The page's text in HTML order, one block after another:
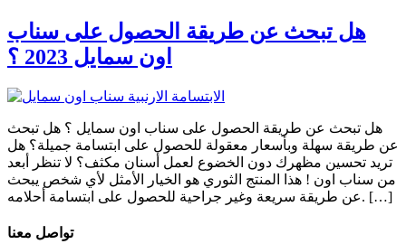
هل تبحث عن طريقة الحصول على سناب
اون سمايل 2023 ؟
هل تبحث عن طريقة الحصول على سناب اون سمايل ؟ هل تبحث
عن طريقة سهلة وبأسعار معقولة للحصول على ابتسامة جميلة؟ هل
تريد تحسين مظهرك دون الخضوع لعمل أسنان مكثف؟ لا تنظر أبعد
من سناب اون ! هذا المنتج الثوري هو الخيار الأمثل لأي شخص يبحث
عن طريقة سريعة وغير جراحية للحصول على ابتسامة أحلامه. […]
تواصل معنا